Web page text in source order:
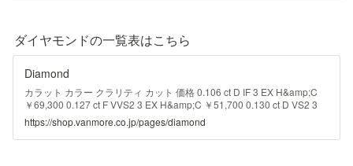
ダイヤモンドの一覧表はこちら
Diamond
カラット カラー クラリティ カット 価格 0.106 ct D IF 3 EX H&amp;C
￥69,300 0.127 ct F VVS2 3 EX H&amp;C ￥51,700 0.130 ct D VS2 3
EX H&amp;C ￥49,500 0.150 ct L VS1 3 EX H&amp;C ￥37,400 0.162
ct D IF 3 EX H&amp;C ￥85,800 0.204 ct D VS1 3 EX H&amp;C
￥129,600 0.204 ct F VS2 3 EX H&amp;C ￥80,300 0.206 ct D VVS1 3
https://shop.vanmore.co.jp/pages/diamond